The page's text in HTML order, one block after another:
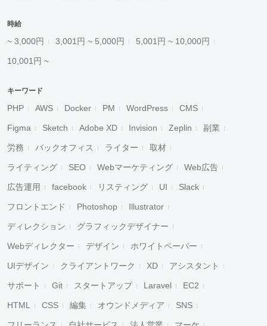
時給
~ 3,000円 3,001円 ~ 5,000円 5,001円 ~ 10,000円
10,001円 ~
キーワード
PHP AWS Docker PM WordPress CMS
Figma Sketch Adobe XD Invision Zeplin 副業
労務 バックオフィス ライター 取材
ライティング SEO Webマーケティング Web広告
広告運用 facebook リスティング UI Slack
フロントエンド Photoshop Illustrator
ディレクション グラフィックデザイナー
Webディレクター デザイン ホワイトペーパー
UIデザイン クライアントワーク XD アシスタント
サポート Git スタートアップ Laravel EC2
HTML CSS 編集 オウンドメディア SNS